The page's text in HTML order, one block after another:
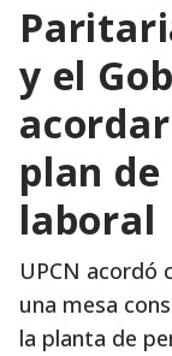
y el
plan
laboral
UPCN acordó
una mesa
la planta de